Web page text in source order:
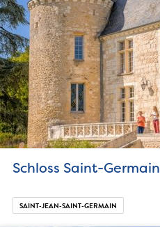
Schloss Saint-Germain
SAINT-JEAN-SAINT-GERMAIN